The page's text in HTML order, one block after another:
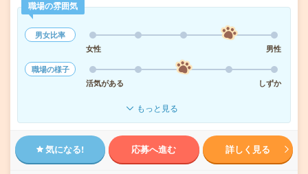
職場の雰囲気
男女比率
女性
男性
職場の様子
活気がある
しずか
もっと見る
気になる! 応募へ進む 詳しく見る